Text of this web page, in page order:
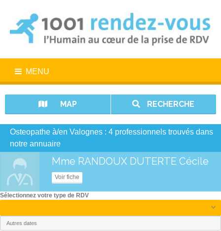
MENU
MAP RECHERCHE
Osteopathe à/en Valognes : 4 professionnels trouvés dans
notre annuaire
Mme RANDOUX DUTERTE Cécile
Voir fiche
Sélectionnez votre type de RDV